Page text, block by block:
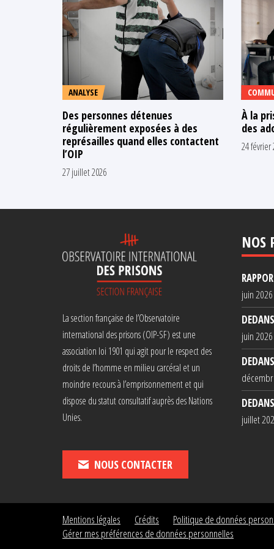
ANALYSE
Des personnes détenues
régulièrement exposées à des
représailles quand elles contactent
l’OIP
27 juillet 2026
À la
des
24 février
La section française de l’Observatoire
international des prisons (OIP-SF) est une
association loi 1901 qui agit pour le respect des
droits de l’homme en milieu carcéral et un
moindre recours à l’emprisonnement et qui
dispose du statut consultatif auprès des Nations
Unies.
NOUS CONTACTER
NOS
juin 2026
juin 2026
juillet
Mentions légales Crédits
Politique de données
Gérer mes préférences de données personnelles